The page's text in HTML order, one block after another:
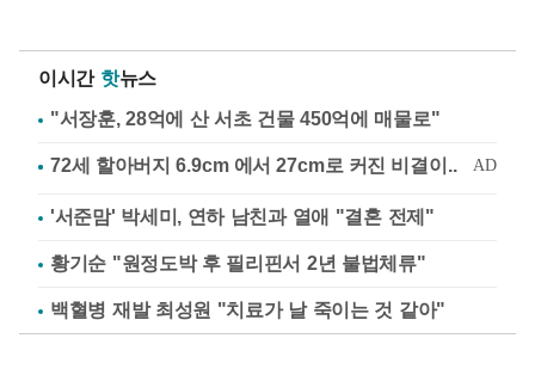
이시간 핫뉴스
"서장훈, 28억에 산 서초 건물 450억에 매물로"
'서준맘' 박세미, 연하 남친과 열애 "결혼 전제"
황기순 "원정도박 후 필리핀서 2년 불법체류"
백혈병 재발 최성원 "치료가 날 죽이는 것 같아"